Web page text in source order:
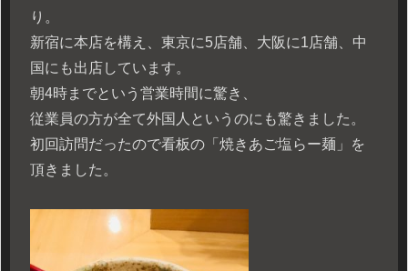
り。
新宿に本店を構え、東京に5店舗、大阪に1店舗、中
国にも出店しています。
朝4時までという営業時間に驚き、
従業員の方が全て外国人というのにも驚きました。
初回訪問だったので看板の「焼きあご塩らー麺」を
頂きました。